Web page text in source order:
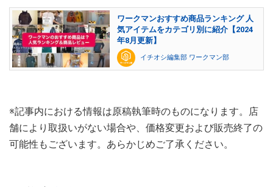
ワークマンおすすめ商品ランキング 人
気アイテムをカテゴリ別に紹介【2024
年8月更新】
イチオシ編集部 ワークマン部
※記事内における情報は原稿執筆時のものになります。店
舗により取扱いがない場合や、価格変更および販売終了の
可能性もございます。あらかじめご了承ください。